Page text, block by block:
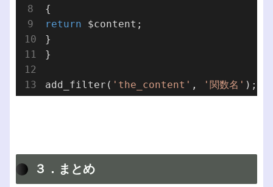
return $content;
}
}
add_filter( 'the_content' , '関数名' );
３．まとめ